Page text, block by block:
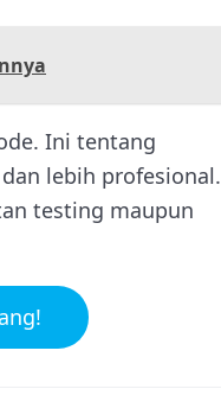
Ini tentang
lebih profesional.
testing maupun